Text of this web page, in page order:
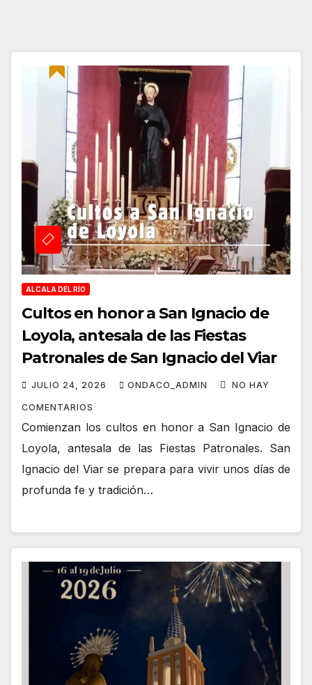
ALCALA DEL RÍO
Cultos en honor a San Ignacio de
Loyola, antesala de las Fiestas
Patronales de San Ignacio del Viar
JULIO 24, 2026 ONDACO_ADMIN NO HAY
COMENTARIOS
Comienzan los cultos en honor a San Ignacio de
Loyola, antesala de las Fiestas Patronales. San
Ignacio del Viar se prepara para vivir unos días de
profunda fe y tradición…